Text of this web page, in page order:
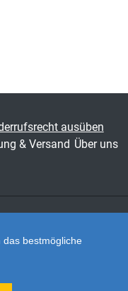
ausüben
& Versand Über uns
das bestmögliche